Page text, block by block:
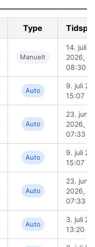
Type
Manuelt
14. juli
2026,
08:30
Auto
9. juli
15:07
Auto
23. juni
2026,
07:33
Auto
9. juli
15:07
Auto
23. juni
2026,
07:33
Auto
3. juli
13:20